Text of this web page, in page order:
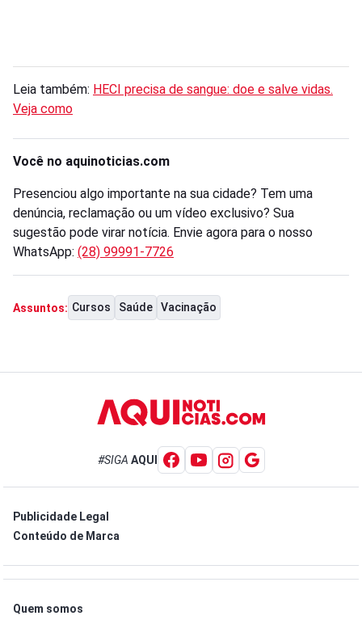
Leia também: HECI precisa de sangue: doe e salve vidas.
Veja como
Você no aquinoticias.com
Presenciou algo importante na sua cidade? Tem uma
denúncia, reclamação ou um vídeo exclusivo? Sua
sugestão pode virar notícia. Envie agora para o nosso
WhatsApp: (28) 99991-7726
Assuntos: Cursos Saúde Vacinação
#SIGA AQUI
Publicidade Legal
Conteúdo de Marca
Quem somos